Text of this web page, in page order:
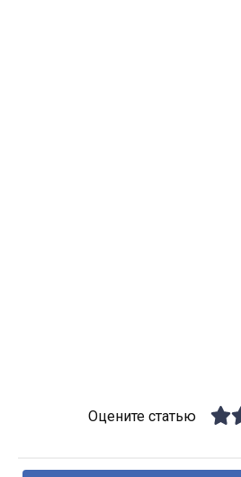
Оцените статью